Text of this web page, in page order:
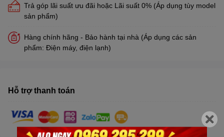
Trả góp lãi suất ưu đãi hoặc Lãi suất 0% (Áp dụng tùy model
sản phẩm)
Hàng chính hãng - Bảo hành tại nhà (Áp dụng các sản
phẩm: Điện máy, điện lạnh)
Hỗ trợ thanh toán